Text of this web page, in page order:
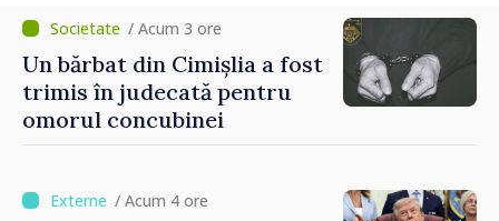
promovarea și susținerea acestui
parcurs”
/ Acum 3 ore
Un bărbat din Cimișlia a fost
trimis în judecată pentru
omorul concubinei
/ Acum 4 ore